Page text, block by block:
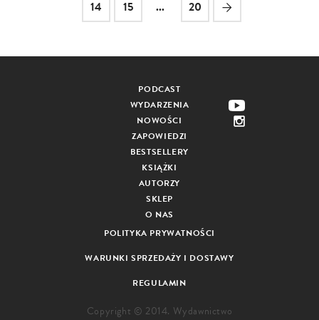
14
15 ... 20
PODCAST
WYDARZENIA
NOWOŚCI
ZAPOWIEDZI
BESTSELLERY
KSIĄŻKI
AUTORZY
SKLEP
O NAS
POLITYKA PRYWATNOŚCI
WARUNKI SPRZEDAŻY I DOSTAWY
REGULAMIN
Copyright © 2014. Wydawnictwo